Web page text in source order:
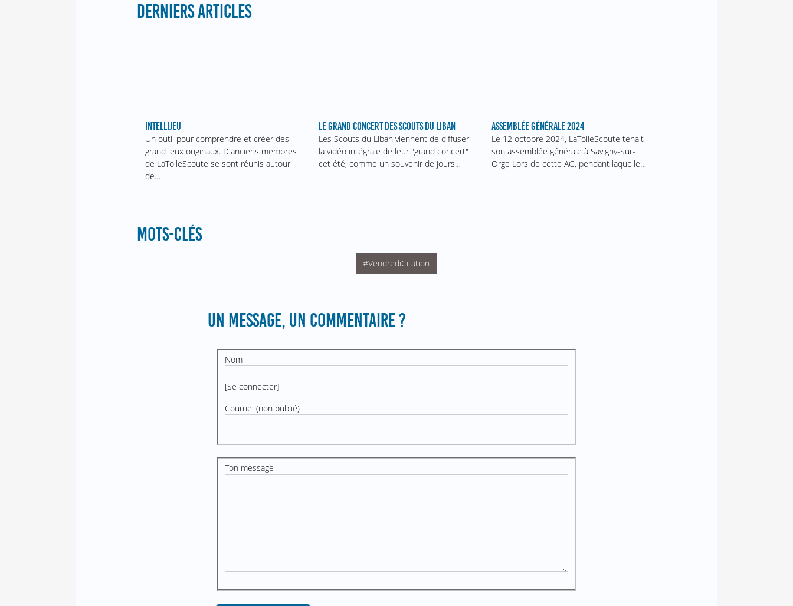
DERNIERS ARTICLES
INTELLIJEU
Un outil pour comprendre et créer des
grand jeux originaux. D'anciens membres
de LaToileScoute se sont réunis autour
de…
LE GRAND CONCERT DES SCOUTS DU LIBAN
Les Scouts du Liban viennent de diffuser
la vidéo intégrale de leur "grand concert"
cet été, comme un souvenir de jours…
ASSEMBLÉE GÉNÉRALE 2024
Le 12 octobre 2024, LaToileScoute tenait
son assemblée générale à Savigny-Sur-
Orge Lors de cette AG, pendant laquelle…
MOTS-CLÉS
#VendrediCitation
UN MESSAGE, UN COMMENTAIRE ?
Nom
[Se connecter]
Courriel (non publié)
Ton message